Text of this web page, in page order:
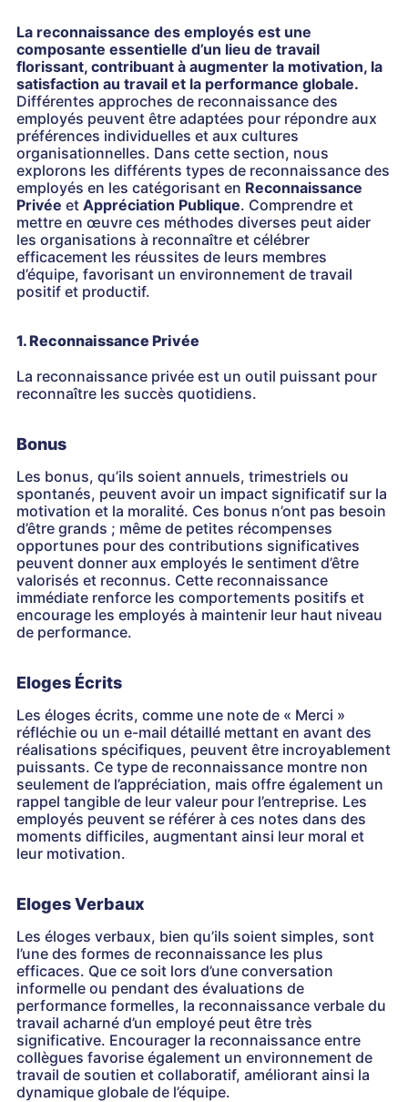
La reconnaissance des employés est une
composante essentielle d’un lieu de travail
florissant, contribuant à augmenter la motivation, la
satisfaction au travail et la performance globale.
Différentes approches de reconnaissance des
employés peuvent être adaptées pour répondre aux
préférences individuelles et aux cultures
organisationnelles. Dans cette section, nous
explorons les différents types de reconnaissance des
employés en les catégorisant en Reconnaissance
Privée et Appréciation Publique. Comprendre et
mettre en œuvre ces méthodes diverses peut aider
les organisations à reconnaître et célébrer
efficacement les réussites de leurs membres
d’équipe, favorisant un environnement de travail
positif et productif.
1. Reconnaissance Privée
La reconnaissance privée est un outil puissant pour
reconnaître les succès quotidiens.
Bonus
Les bonus, qu’ils soient annuels, trimestriels ou
spontanés, peuvent avoir un impact significatif sur la
motivation et la moralité. Ces bonus n’ont pas besoin
d’être grands ; même de petites récompenses
opportunes pour des contributions significatives
peuvent donner aux employés le sentiment d’être
valorisés et reconnus. Cette reconnaissance
immédiate renforce les comportements positifs et
encourage les employés à maintenir leur haut niveau
de performance.
Eloges Écrits
Les éloges écrits, comme une note de « Merci »
réfléchie ou un e-mail détaillé mettant en avant des
réalisations spécifiques, peuvent être incroyablement
puissants. Ce type de reconnaissance montre non
seulement de l’appréciation, mais offre également un
rappel tangible de leur valeur pour l’entreprise. Les
employés peuvent se référer à ces notes dans des
moments difficiles, augmentant ainsi leur moral et
leur motivation.
Eloges Verbaux
Les éloges verbaux, bien qu’ils soient simples, sont
l’une des formes de reconnaissance les plus
efficaces. Que ce soit lors d’une conversation
informelle ou pendant des évaluations de
performance formelles, la reconnaissance verbale du
travail acharné d’un employé peut être très
significative. Encourager la reconnaissance entre
collègues favorise également un environnement de
travail de soutien et collaboratif, améliorant ainsi la
dynamique globale de l’équipe.